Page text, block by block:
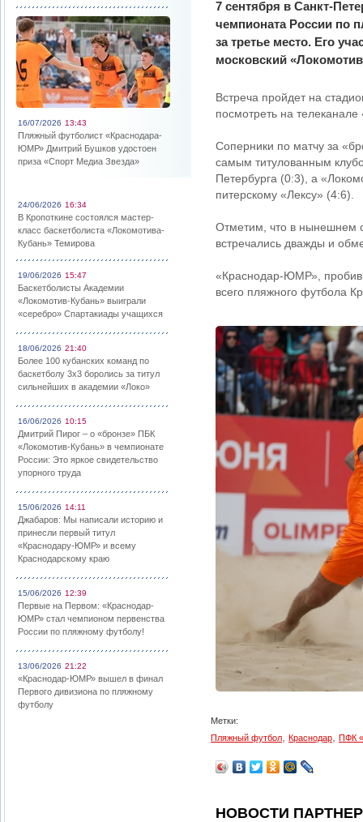
16/07/2026 13:43
Пляжный футболист «Краснодара-
ЮМР» Дмитрий Бушков удостоен
приза «Спорт Медиа Звезда»
24/06/2026 16:34
В Кропоткине состоялся мастер-
класс баскетболиста «Локомотива-
Кубань» Темирова
19/06/2026 15:47
Баскетболисты Академии
«Локомотив-Кубань» выиграли
«серебро» Спартакиады учащихся
18/06/2026 21:40
Более 100 кубанских команд по
баскетболу 3х3 боролись за титул
сильнейших в академии «Локо»
16/06/2026 10:15
Дмитрий Пирог – о «бронзе» ПБК
«Локомотив-Кубань» в чемпионате
России: Это яркое свидетельство
упорного труда
15/06/2026 14:11
Джабаров: Мы написали историю и
принесли первый титул
«Краснодару-ЮМР» и всему
Краснодарскому краю
15/06/2026 12:39
Первые на Первом: «Краснодар-
ЮМР» стал чемпионом первенства
России по пляжному футболу!
13/06/2026 21:22
«Краснодар-ЮМР» вышел в финал
Первого дивизиона по пляжному
футболу
7 сентября в Санкт-
чемпионата России по
за третье место. Его
московский
Встреча пройдет на
посмотреть на
Соперники по матчу за
самым титулованным
Петербурга (0:3), а
питерскому «Лексу» (4:6).
Отметим, что в нынешнем
встречались дважды и
«Краснодар-ЮМР»,
всего пляжного футбола
Метки:
Пляжный футбол
Краснодар ПФК
НОВОСТИ